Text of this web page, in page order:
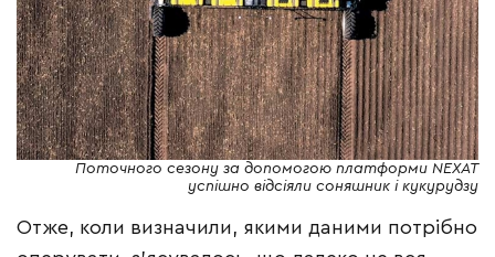
Поточного сезону за допомогою платформи NEXAT
успішно відсіяли соняшник і кукурудзу
Отже, коли визначили, якими даними потрібно